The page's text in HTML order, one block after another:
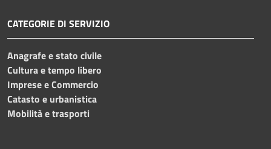
CATEGORIE DI SERVIZIO
Anagrafe e stato civile
Cultura e tempo libero
Imprese e Commercio
Catasto e urbanistica
Mobilità e trasporti